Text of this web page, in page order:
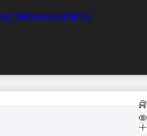
16″ ThinkBook 16 GEN 8